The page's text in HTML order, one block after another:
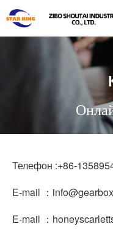
Телефон :+86-
E-mail ：
E-mail ：